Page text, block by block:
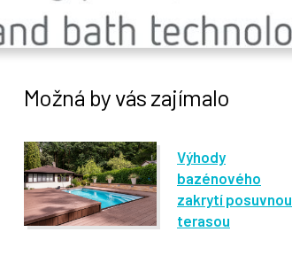
Možná by vás zajímalo
Výhody
bazénového
zakrytí posuvnou
terasou